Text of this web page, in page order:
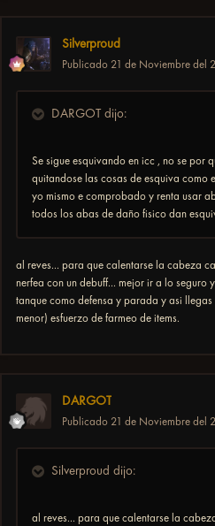
Silverproud
Publicado 21 de Noviembre del
DARGOT dijo:
Se sigue esquivando en icc , no se por
quitandose las cosas de esquiva como
yo mismo e comprobado y renta usar
todos los abas de daño fisico dan
al reves... para que calentarse la cabeza
nerfea con un debuff... mejor ir a lo seguro
tanque como defensa y parada y asi
menor) esfuerzo de farmeo de items.
DARGOT
Publicado 21 de Noviembre del
Silverproud dijo:
al reves... para que calentarse la